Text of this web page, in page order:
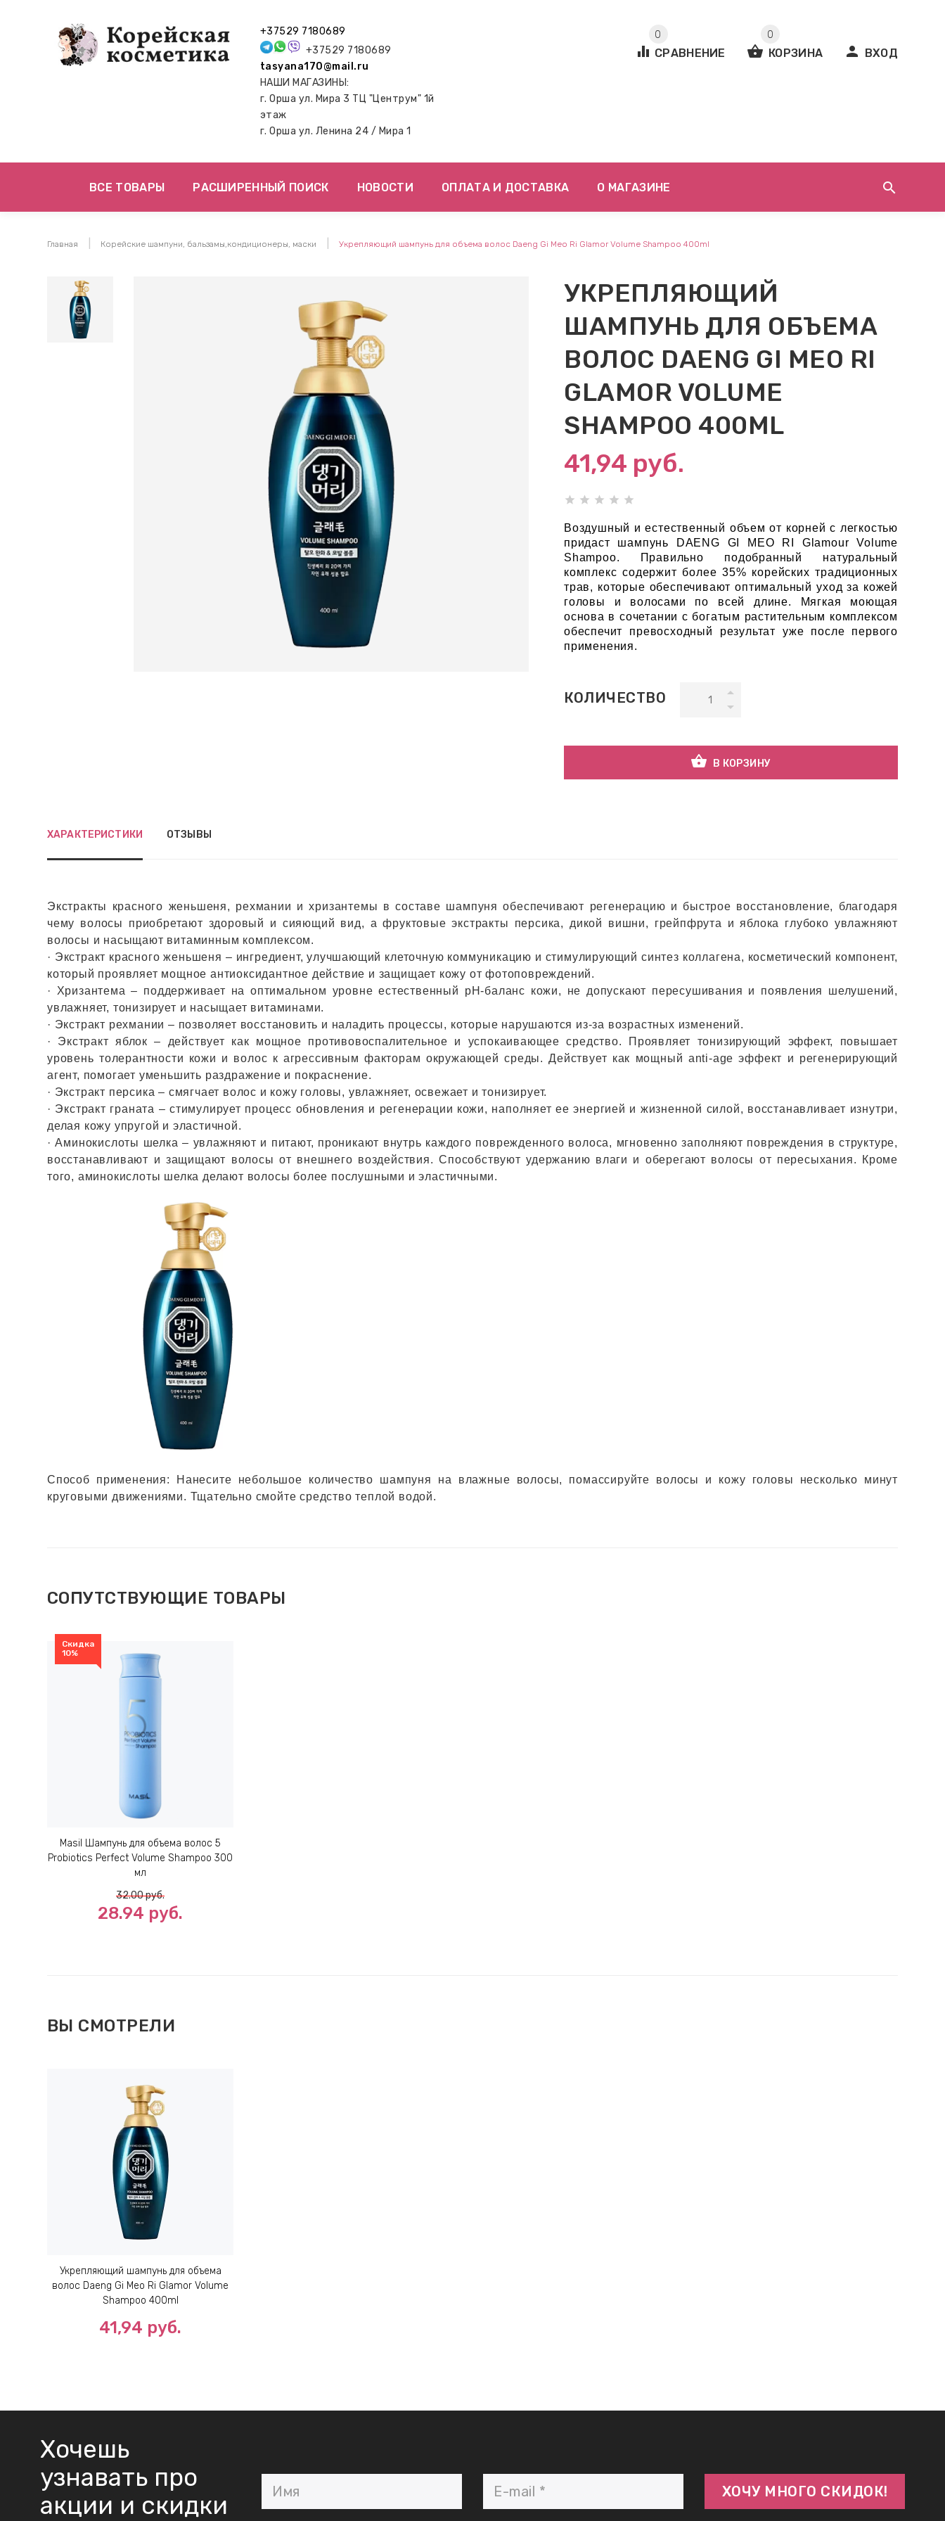
+37529 7180689
+37529 7180689
tasyana170@mail.ru
НАШИ МАГАЗИНЫ:
г. Орша ул. Мира 3 ТЦ "Центрум" 1й
этаж
г. Орша ул. Ленина 24 / Мира 1
person ВХОД
shopping_basket КОРЗИНА
0
equalizer СРАВНЕНИЕ
0
ВСЕ ТОВАРЫ РАСШИРЕННЫЙ ПОИСК НОВОСТИ ОПЛАТА И ДОСТАВКА О МАГАЗИНЕ search
Главная Корейские шампуни, бальзамы,кондиционеры, маски Укрепляющий шампунь для объема волос Daeng Gi Meo Ri Glamor Volume Shampoo 400ml
УКРЕПЛЯЮЩИЙ
ШАМПУНЬ ДЛЯ ОБЪЕМА
ВОЛОС DAENG GI MEO RI
GLAMOR VOLUME
SHAMPOO 400ML
41,94 руб.
Воздушный и естественный объем от корней с легкостью
придаст шампунь DAENG GI MEO RI Glamour Volume
Shampoo. Правильно подобранный натуральный
комплекс содержит более 35% корейских традиционных
трав, которые обеспечивают оптимальный уход за кожей
головы и волосами по всей длине. Мягкая моющая
основа в сочетании с богатым растительным комплексом
обеспечит превосходный результат уже после первого
применения.
КОЛИЧЕСТВО
shopping_basket В КОРЗИНУ
ХАРАКТЕРИСТИКИ ОТЗЫВЫ
Экстракты красного женьшеня, рехмании и хризантемы в составе шампуня обеспечивают регенерацию и быстрое восстановление, благодаря
чему волосы приобретают здоровый и сияющий вид, а фруктовые экстракты персика, дикой вишни, грейпфрута и яблока глубоко увлажняют
волосы и насыщают витаминным комплексом.
· Экстракт красного женьшеня – ингредиент, улучшающий клеточную коммуникацию и стимулирующий синтез коллагена, косметический компонент,
который проявляет мощное антиоксидантное действие и защищает кожу от фотоповреждений.
· Хризантема – поддерживает на оптимальном уровне естественный pH-баланс кожи, не допускают пересушивания и появления шелушений,
увлажняет, тонизирует и насыщает витаминами.
· Экстракт рехмании – позволяет восстановить и наладить процессы, которые нарушаются из-за возрастных изменений.
· Экстракт яблок – действует как мощное противовоспалительное и успокаивающее средство. Проявляет тонизирующий эффект, повышает
уровень толерантности кожи и волос к агрессивным факторам окружающей среды. Действует как мощный anti-age эффект и регенерирующий
агент, помогает уменьшить раздражение и покраснение.
· Экстракт персика – смягчает волос и кожу головы, увлажняет, освежает и тонизирует.
· Экстракт граната – стимулирует процесс обновления и регенерации кожи, наполняет ее энергией и жизненной силой, восстанавливает изнутри,
делая кожу упругой и эластичной.
· Аминокислоты шелка – увлажняют и питают, проникают внутрь каждого поврежденного волоса, мгновенно заполняют повреждения в структуре,
восстанавливают и защищают волосы от внешнего воздействия. Способствуют удержанию влаги и оберегают волосы от пересыхания. Кроме
того, аминокислоты шелка делают волосы более послушными и эластичными.
Способ применения: Нанесите небольшое количество шампуня на влажные волосы, помассируйте волосы и кожу головы несколько минут
круговыми движениями. Тщательно смойте средство теплой водой.
СОПУТСТВУЮЩИЕ ТОВАРЫ
Скидка
10%
Masil Шампунь для объема волос 5
Probiotics Perfect Volume Shampoo 300
мл
32.00руб.
28.94 руб.
ВЫ СМОТРЕЛИ
Укрепляющий шампунь для объема
волос Daeng Gi Meo Ri Glamor Volume
Shampoo 400ml
41,94 руб.
Хочешь
узнавать про
акции и скидки